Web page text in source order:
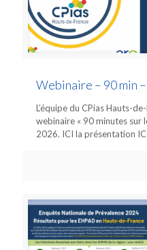
Webinaire – 90 min
L’équipe du CPias Hauts-
webinaire « 90 minutes sur
2026. ICI la présentation